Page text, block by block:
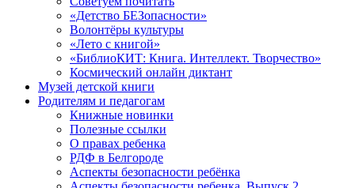
«Детство БЕЗопасности»
Волонтёры культуры
«Лето с книгой»
«БиблиоКИТ: Книга. Интеллект. Творчество»
Космический онлайн диктант
Музей детской книги
Родителям и педагогам
Книжные новинки
Полезные ссылки
О правах ребенка
РДФ в Белгороде
Аспекты безопасности ребёнка